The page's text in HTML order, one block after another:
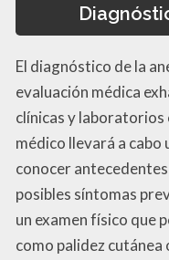
El diagnóstico de la
evaluación médica
clínicas y laboratorios
médico llevará a
conocer
posibles síntomas
un examen físico que
como palidez